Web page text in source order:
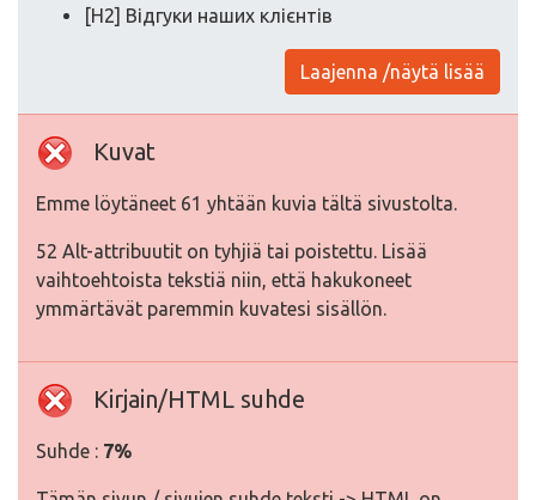
[H2] Відгуки наших клієнтів
Laajenna /näytä lisää
Kuvat
Emme löytäneet 61 yhtään kuvia tältä sivustolta.
52 Alt-attribuutit on tyhjiä tai poistettu. Lisää
vaihtoehtoista tekstiä niin, että hakukoneet
ymmärtävät paremmin kuvatesi sisällön.
Kirjain/HTML suhde
Suhde : 7%